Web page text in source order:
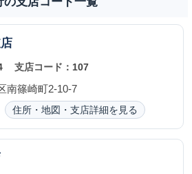
支店コード： 107
南篠崎町2-10-7
住所・地図・支店詳細を見る